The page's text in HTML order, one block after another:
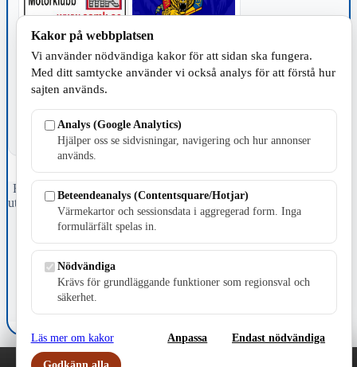
TILLVERKNING
Fristående webbtidningsföretag grundat 1991 som sedan 2002 ger
ut tidningen Skillingaryd.nu och 2010 lanserades Värnamo.nu. Från
april 2026 omfattar Skillingaryd.nu tre kommuner: Gnosjö,
Värnamo och Vaggeryds kommun.
E-post: redaktionen@skillingaryd.nu
Postadress: Gisslaköp 1, 568 92 Skillingaryd
Kakinställningar
Kakor på webbplatsen
Vi använder nödvändiga kakor för att sidan ska fungera.
Med ditt samtycke använder vi också analys för att förstå hur
sajten används.
Analys (Google Analytics)
Hjälper oss se sidvisningar, navigering och hur annonser
används.
Beteendeanalys (Contentsquare/Hotjar)
Värmekartor och sessionsdata i aggregerad form. Inga
formulärfält spelas in.
Nödvändiga
Krävs för grundläggande funktioner som regionsval och
säkerhet.
Läs mer om kakor Anpassa Endast nödvändiga